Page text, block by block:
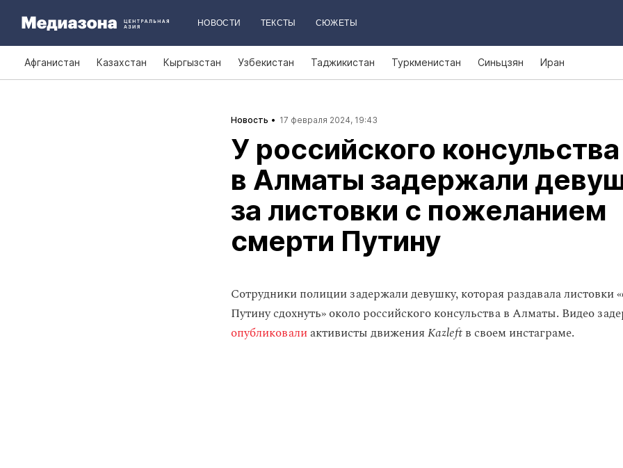
НОВОСТИ ТЕКСТЫ СЮЖЕТЫ
Афганистан Казахстан Кыргызстан Узбекистан Таджикистан Туркменистан Синьцзян Иран
Новость 17 февраля 2024, 19:43
У российского консульства
в Алматы задержали
за листовки с пожеланием
смерти Путину
Сотрудники полиции задержали девушку, которая раздавала листовки
Путину сдохнуть» около российского консульства в Алматы. Видео
опубликовалиактивисты движенияKazleftв своем инстаграме.